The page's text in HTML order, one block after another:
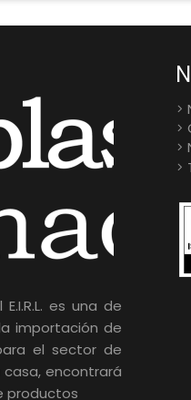
es una de
importación de
el sector de
casa, encontrará
productos